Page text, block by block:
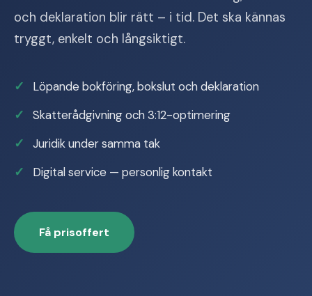
och deklaration blir rätt – i tid. Det ska kännas
tryggt, enkelt och långsiktigt.
Löpande bokföring, bokslut och deklaration
Skatterådgivning och 3:12-optimering
Juridik under samma tak
Digital service — personlig kontakt
Få prisoffert